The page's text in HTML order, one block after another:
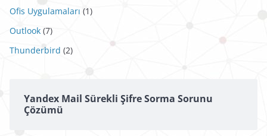
Ofis Uygulamaları (1)
Outlook (7)
Thunderbird (2)
Yandex Mail Sürekli Şifre Sorma Sorunu
Çözümü